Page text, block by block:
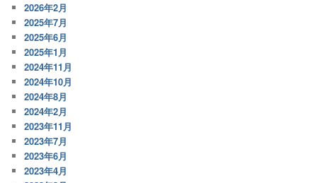
2026年2月
2025年7月
2025年6月
2025年1月
2024年11月
2024年10月
2024年8月
2024年2月
2023年11月
2023年7月
2023年6月
2023年4月